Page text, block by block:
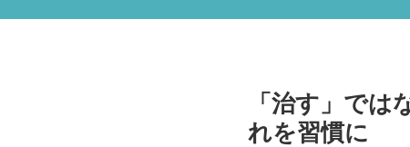
「治す」で
れを習慣に